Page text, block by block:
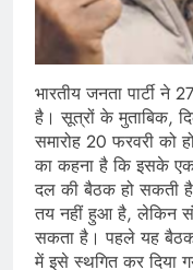
भारतीय जनता पार्टी ने
है। सूत्रों के मुताबिक,
समारोह 20 फरवरी को
का कहना है कि इसके एक
दल की बैठक हो सकती
तय नहीं हुआ है, लेकिन
सकता है। पहले यह बैठक
में इसे स्थगित कर दिया